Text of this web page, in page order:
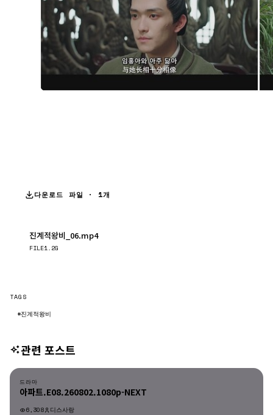
다운로드 파일 · 1개
진계적왕비_06.mp4
FILE1.2G
TAGS
#진계적왕비
관련 포스트
드라마
드라마
아파트.E08.260802.1080p-NEXT
6,308 디스사랑